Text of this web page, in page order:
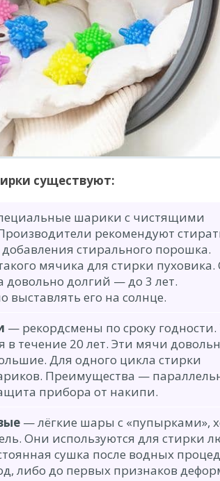
существуют:
шарики с чистящими
рекомендуют
стирального порошка.
мячика для стирки пуховика.
довольно долгий — до 3 лет.
его на солнце.
— рекордсмены по сроку годности.
в течение 20 лет. Эти мячи
Для одного цикла стирки
Преимущества —
прибора от накипи.
— лёгкие шары с «пупырками»,
Они используются для стирки
сушка после водных
либо до первых признаков